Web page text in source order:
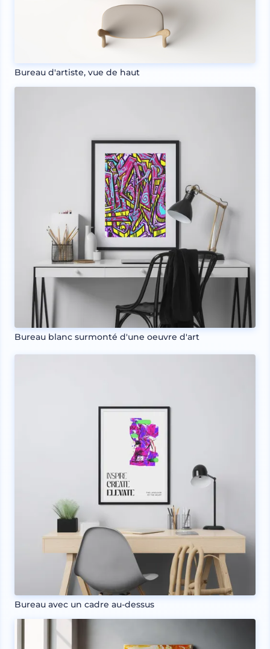
Bureau d'artiste, vue de haut
Bureau blanc surmonté d'une oeuvre d'art
Bureau avec un cadre au-dessus